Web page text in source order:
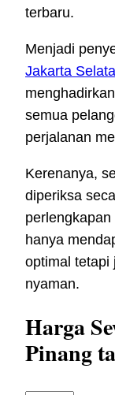
terbaru.
Menjadi
Jakarta
semua
perjalanan
Kerenanya,
diperiksa
hanya
optimal tetapi
nyaman.
Harga
Pinang